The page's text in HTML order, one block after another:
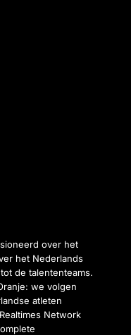
over het
het Nederlands
de talententeams.
we volgen
atleten
Network